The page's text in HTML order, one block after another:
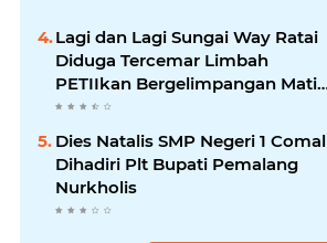
Lagi dan Lagi Sungai Way Ratai
Diduga Tercemar Limbah
PETIIkan Bergelimpangan Mati,
Rakyat Jadi Korban: Di Mana
Negara? Ke Mana DLH dan
Aparat Penegak Hukum?
Dies Natalis SMP Negeri 1 Comal
Dihadiri Plt Bupati Pemalang
Nurkholis